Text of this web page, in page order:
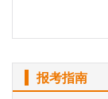
报考指南